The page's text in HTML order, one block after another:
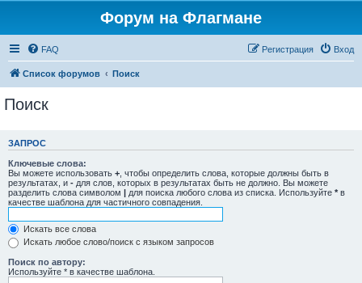
Форум на Флагмане
FAQ Вход
Регистрация
Список форумов Поиск
Поиск
ЗАПРОС
Ключевые слова:
Вы можете использовать + , чтобы определить слова, которые должны быть в
результатах, и - для слов, которых в результатах быть не должно. Вы можете
разделить слова символом | для поиска любого слова из списка. Используйте * в
качестве шаблона для частичного совпадения.
Искать все слова
Искать любое слово/поиск с языком запросов
Поиск по автору:
Используйте * в качестве шаблона.